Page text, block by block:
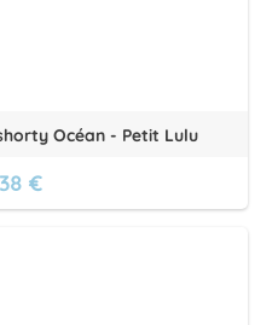
Océan - Petit Lulu
€